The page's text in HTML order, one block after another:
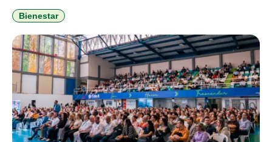
estudiantil y consolidar estrategias de bienestar con enfoque
integral. Durante la jornada, el […]
Bienestar